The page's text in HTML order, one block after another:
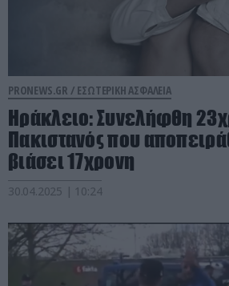
PRONEWS.GR / ΕΣΩΤΕΡΙΚΗ ΑΣΦΑΛΕΙΑ
Ηράκλειο: Συνελήφθη
Πακιστανός που
βιάσει 17χρονη
30.04.2025 | 10:24